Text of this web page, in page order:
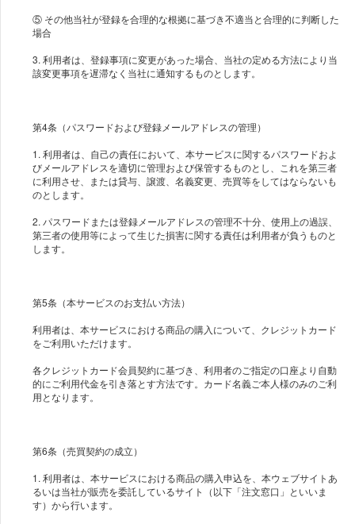
⑤ その他当社が登録を合理的な根拠に基づき不適当と合理的に判断した
場合
3. 利用者は、登録事項に変更があった場合、当社の定める方法により当
該変更事項を遅滞なく当社に通知するものとします。
第4条（パスワードおよび登録メールアドレスの管理）
1. 利用者は、自己の責任において、本サービスに関するパスワードおよ
びメールアドレスを適切に管理および保管するものとし、これを第三者
に利用させ、または貸与、譲渡、名義変更、売買等をしてはならないも
のとします。
2. パスワードまたは登録メールアドレスの管理不十分、使用上の過誤、
第三者の使用等によって生じた損害に関する責任は利用者が負うものと
します。
第5条（本サービスのお支払い方法）
利用者は、本サービスにおける商品の購入について、クレジットカード
をご利用いただけます。
各クレジットカード会員契約に基づき、利用者のご指定の口座より自動
的にご利用代金を引き落とす方法です。カード名義ご本人様のみのご利
用となります。
第6条（売買契約の成⽴）
1. 利⽤者は、本サービスにおける商品の購⼊申込を、本ウェブサイトあ
るいは当社が販売を委託しているサイト（以下「注⽂窓⼝」といいま
す）から⾏います。